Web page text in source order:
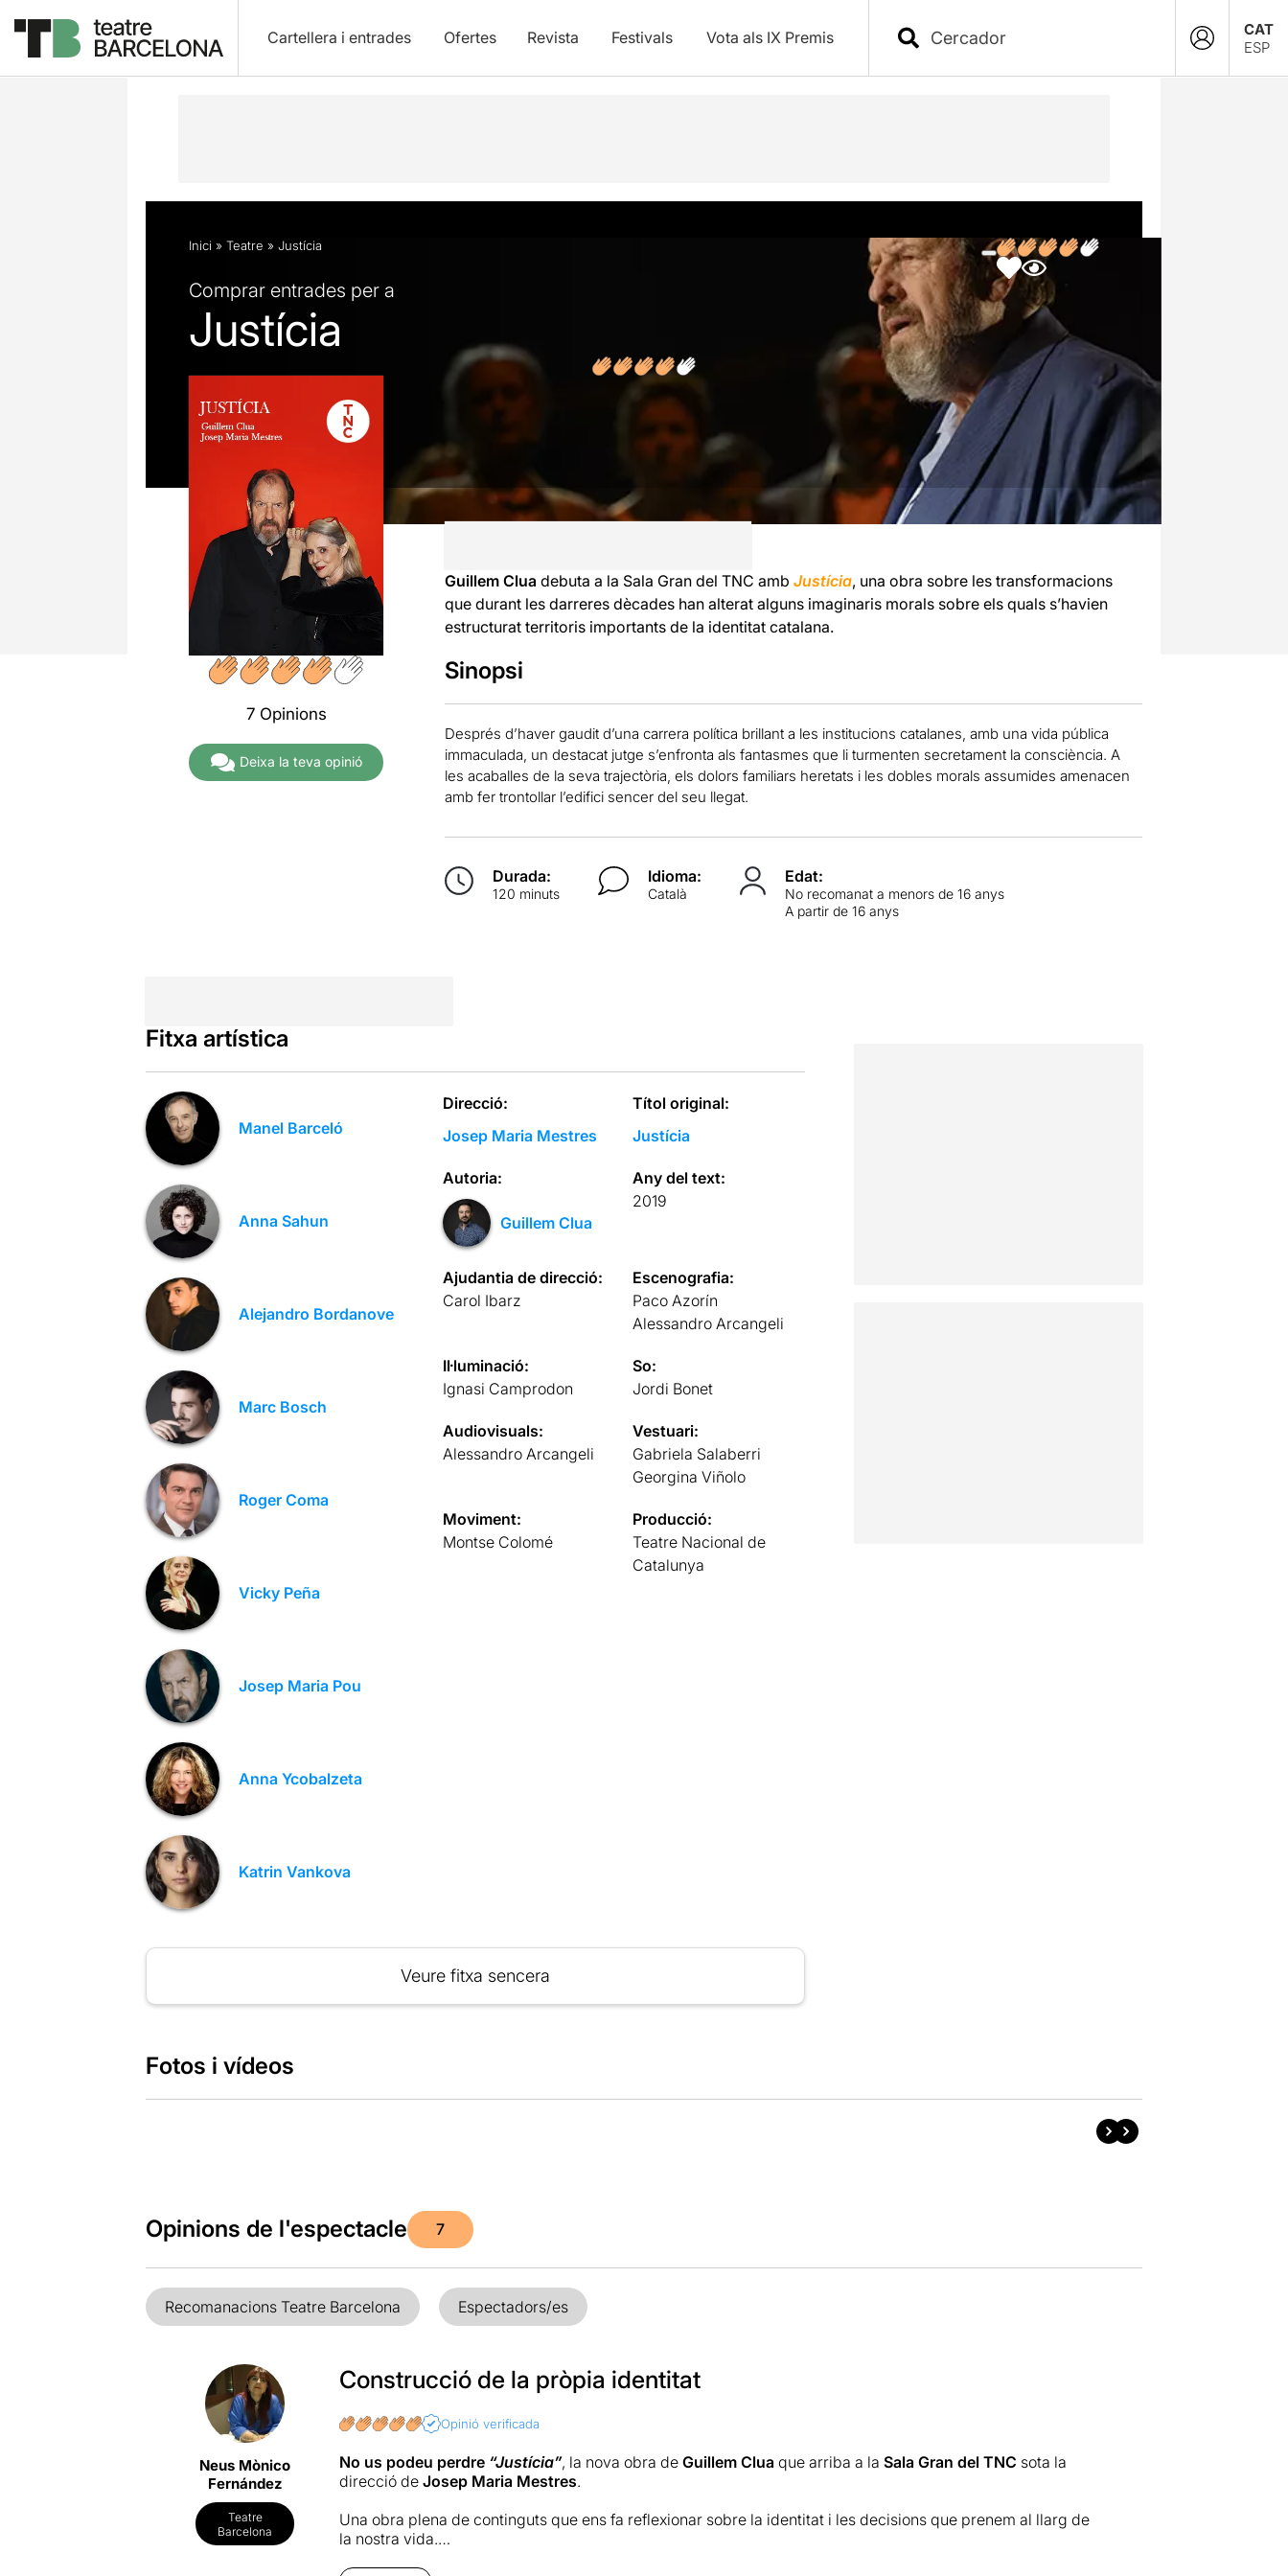
Cartellera i entrades Ofertes Revista Festivals Vota als IX Premis
CAT
ESP
Descripció Fitxa artística Fotos i vídeos Opinions Articles
Inici » Teatre » Justícia
Comprar entrades per a
Justícia
7 Opinions
Deixa la teva opinió
Guillem Clua debuta a la Sala Gran del TNC amb Justícia, una obra sobre les transformacions
que durant les darreres dècades han alterat alguns imaginaris morals sobre els quals s’havien
estructurat territoris importants de la identitat catalana.
Sinopsi
Després d’haver gaudit d’una carrera política brillant a les institucions catalanes, amb una vida pública
immaculada, un destacat jutge s’enfronta als fantasmes que li turmenten secretament la consciència. A
les acaballes de la seva trajectòria, els dolors familiars heretats i les dobles morals assumides amenacen
amb fer trontollar l’edifici sencer del seu llegat.
Durada:
120 minuts
Idioma:
Català
Edat:
No recomanat a menors de 16 anys
A partir de 16 anys
Fitxa artística
Manel Barceló
Anna Sahun
Alejandro Bordanove
Marc Bosch
Roger Coma
Vicky Peña
Josep Maria Pou
Anna Ycobalzeta
Katrin Vankova
Direcció:
Josep Maria Mestres
Títol original:
Justícia
Autoria:
Guillem Clua
Any del text:
2019
Ajudantia de direcció:
Carol Ibarz
Escenografia:
Paco Azorín
Alessandro Arcangeli
Il·luminació:
Ignasi Camprodon
So:
Jordi Bonet
Audiovisuals:
Alessandro Arcangeli
Vestuari:
Gabriela Salaberri
Georgina Viñolo
Moviment:
Montse Colomé
Producció:
Teatre Nacional de
Catalunya
Veure fitxa sencera
Fotos i vídeos
Opinions de l'espectacle 7
Recomanacions Teatre Barcelona Espectadors/es
Neus Mònico
Fernández
Teatre
Barcelona
Construcció de la pròpia identitat
Opinió verificada
No us podeu perdre “Justícia”, la nova obra de Guillem Clua que arriba a la Sala Gran del TNC sota la
direcció de Josep Maria Mestres.
Una obra plena de continguts que ens fa reflexionar sobre la identitat i les decisions que prenem al llarg de
la nostra vida.